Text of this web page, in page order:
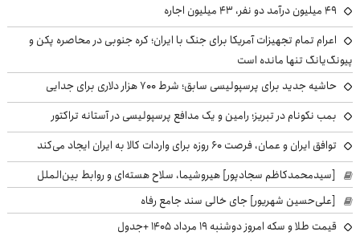
49 میلیون درآمد دو نفر، 43 میلیون اجاره
اعرام تمام تجهیزات آمریکا برای جنگ با ایران؛ کره جنوبی در محاصره پکن و
پیونگ‌یانگ تنها مانده است
حاشیه جدید برای پرسپولیسی سابق؛ شرط ۷۰۰ هزار دلاری برای جدایی
بمب نکونام در تبریز؛ رامین و یک مدافع پرسپولیسی در آستانه تراکتور
توافق ایران و عمان، فرصت ۶۰ روزه برای واردات کالا به ایران ایجاد می‌کند
[سیدمحمدکاظم سجادپور] هیروشیما، سلاح هسته‌ای و روابط بین‌الملل
[علی‌حسین شهریور] جای خالی سند جامع رفاه
قیمت طلا و سکه امروز دوشنبه ۱۹ مرداد ۱۴۰۵ +جدول